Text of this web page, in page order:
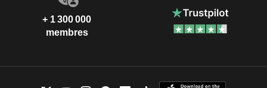
+ 1 300 000
membres